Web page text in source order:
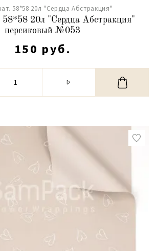
58*58 20л "Сердца Абстракция"
58*58 20л "Сердца Абстракция"
персиковый №053
150 руб.